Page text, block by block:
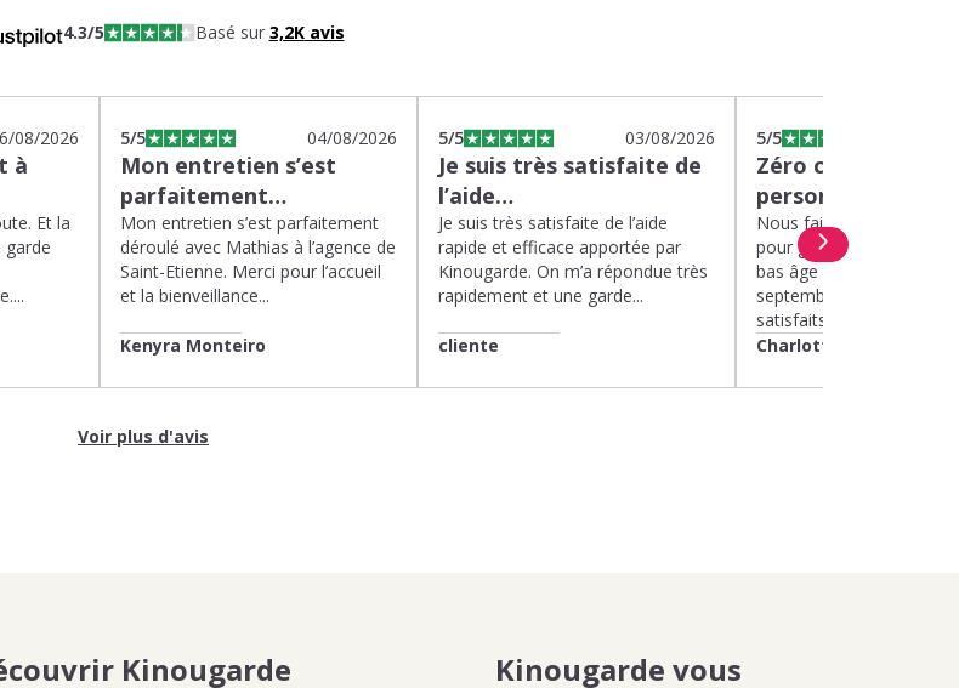
4.3/5 Basé sur 3,2Kavis
08/2026
à
Et la
garde
5/5 04/08/2026
Mon entretien s’est
parfaitement…
Mon entretien s’est parfaitement
déroulé avec Mathias à l’agence de
Saint-Etienne. Merci pour l’accueil
et la bienveillance...
Kenyra Monteiro
5/5 03/08/2026
Je suis très satisfaite de
l’aide…
Je suis très satisfaite de l’aide
rapide et efficace apportée par
Kinougarde. On m’a répondue très
rapidement et une garde...
cliente
5/5
Zéro charge
personnel de
Nous faisons appel à
pour garder nos deux
bas âge le mercredi
septembre 2025. Nous
satisfaits....
Charlotte
Voir plus d'avis
Kinougarde
Kinougarde vous